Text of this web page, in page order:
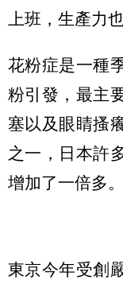
上班，生產力
花粉症是一種
粉引發，最主
塞以及眼睛搔
之一，日本許
增加了一倍多。
東京今年受創